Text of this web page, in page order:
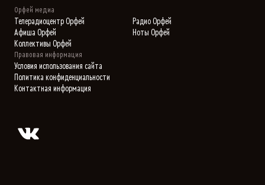
Орфей медиа
Телерадиоцентр Орфей
Радио Орфей
Афиша Орфей
Ноты Орфей
Коллективы Орфей
Правовая информация
Условия использования сайта
Политика конфиденциальности
Контактная информация